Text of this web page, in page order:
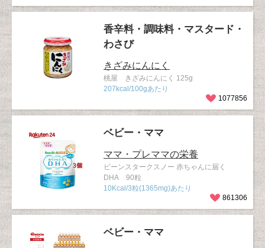
香辛料・調味料・マスタード・
わさび
きざみにんにく
桃屋 きざみにんにく 125g
207kcal/100gあたり
1077856
ベビー・ママ
ママ・プレママの栄養
ビーンスタークスノー 赤ちゃんに届く
DHA 90粒
10Kcal/3粒(1365mg)あたり
861306
ベビー・ママ